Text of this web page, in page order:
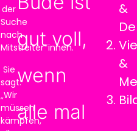
der
Suche
nach
Mitstreiter*innen.
Sie
sagt:
„Wir
müssen
kämpfen,
gut voll,
wenn
alle mal
&
&